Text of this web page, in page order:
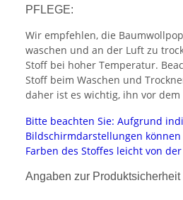
PFLEGE:
Wir empfehlen, die
waschen und an der Luft zu
Stoff bei hoher Temperatur.
Stoff beim Waschen und
daher ist es wichtig, ihn vor dem
Bitte beachten Sie: Aufgrund
Bildschirmdarstellungen
Farben des Stoffes leicht von
Angaben zur Produktsicherheit